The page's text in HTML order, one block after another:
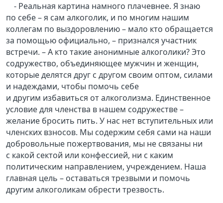
- Реальная картина намного плачевнее. Я знаю
по себе – я сам алкоголик, и по многим нашим
коллегам по выздоровлению – мало кто обращается
за помощью официально, – признался участник
встречи. – А кто такие анонимные алкоголики? Это
содружество, объединяющее мужчин и женщин,
которые делятся друг с другом своим оптом, силами
и надеждами, чтобы помочь себе
и другим избавиться от алкоголизма. Единственное
условие для членства в нашем содружестве –
желание бросить пить. У нас нет вступительных или
членских взносов. Мы содержим себя сами на наши
добровольные пожертвования, мы не связаны ни
с какой сектой или конфессией, ни с каким
политическим направлением, учреждением. Наша
главная цель – оставаться трезвыми и помочь
другим алкоголикам обрести трезвость.